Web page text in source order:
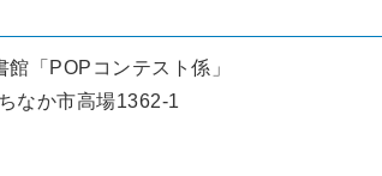
「POPコンテスト係」
なか市高場1362-1